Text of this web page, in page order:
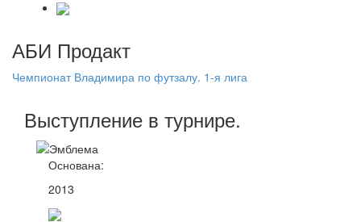
АБИ Продакт
Чемпионат Владимира по футзалу. 1-я лига
Выступление в турнире.
Основана:
2013